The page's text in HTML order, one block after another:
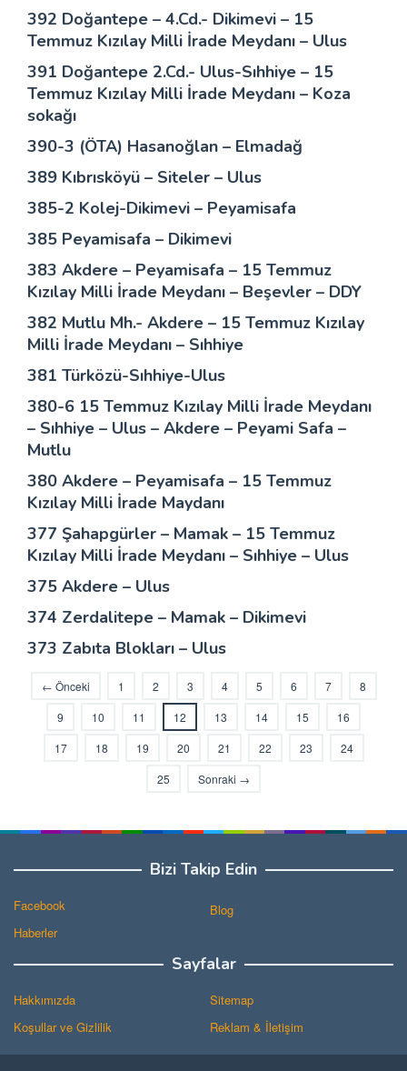
392 Doğantepe – 4.Cd.- Dikimevi – 15
Temmuz Kızılay Milli İrade Meydanı – Ulus
391 Doğantepe 2.Cd.- Ulus-Sıhhiye – 15
Temmuz Kızılay Milli İrade Meydanı – Koza
sokağı
390-3 (ÖTA) Hasanoğlan – Elmadağ
389 Kıbrısköyü – Siteler – Ulus
385-2 Kolej-Dikimevi – Peyamisafa
385 Peyamisafa – Dikimevi
383 Akdere – Peyamisafa – 15 Temmuz
Kızılay Milli İrade Meydanı – Beşevler – DDY
382 Mutlu Mh.- Akdere – 15 Temmuz Kızılay
Milli İrade Meydanı – Sıhhiye
381 Türközü-Sıhhiye-Ulus
380-6 15 Temmuz Kızılay Milli İrade Meydanı
– Sıhhiye – Ulus – Akdere – Peyami Safa –
Mutlu
380 Akdere – Peyamisafa – 15 Temmuz
Kızılay Milli İrade Maydanı
377 Şahapgürler – Mamak – 15 Temmuz
Kızılay Milli İrade Meydanı – Sıhhiye – Ulus
375 Akdere – Ulus
374 Zerdalitepe – Mamak – Dikimevi
373 Zabıta Blokları – Ulus
← Önceki 1 2 3 4 5 6 7
8
9
10 11 12 13 14 15
16
17
18 19 20 21 22 23
24
25
Sonraki →
Bizi Takip Edin
Facebook
Haberler
Blog
Sayfalar
Hakkımızda
Koşullar ve Gizlilik
Sitemap
Reklam & İletişim